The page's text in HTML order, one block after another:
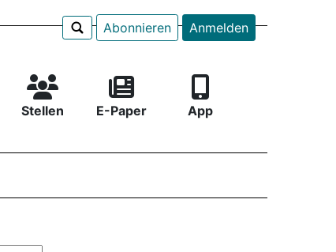
Abonnieren Anmelden
Stellen E-Paper App